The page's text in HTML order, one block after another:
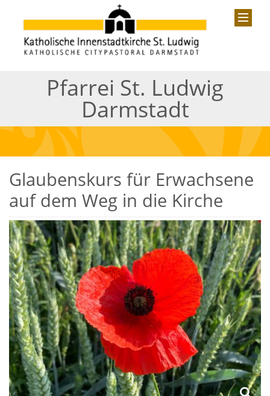
Pfarrei St. Ludwig
Darmstadt
Glaubenskurs für Erwachsene
auf dem Weg in die Kirche